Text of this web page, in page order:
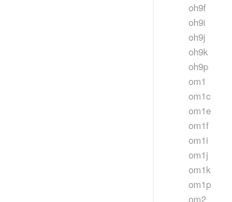
oh9f
oh9i
oh9j
oh9k
oh9p
om1
om1c
om1e
om1f
om1i
om1j
om1k
om1p
om2